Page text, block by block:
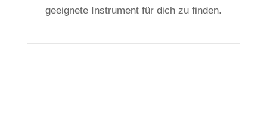
geeignete Instrument für dich zu finden.